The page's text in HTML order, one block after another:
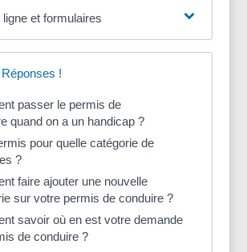
et formulaires
!
passer le permis de
quand on a un handicap ?
pour quelle catégorie de
?
faire ajouter une nouvelle
sur votre permis de conduire ?
savoir où en est votre demande
de conduire ?